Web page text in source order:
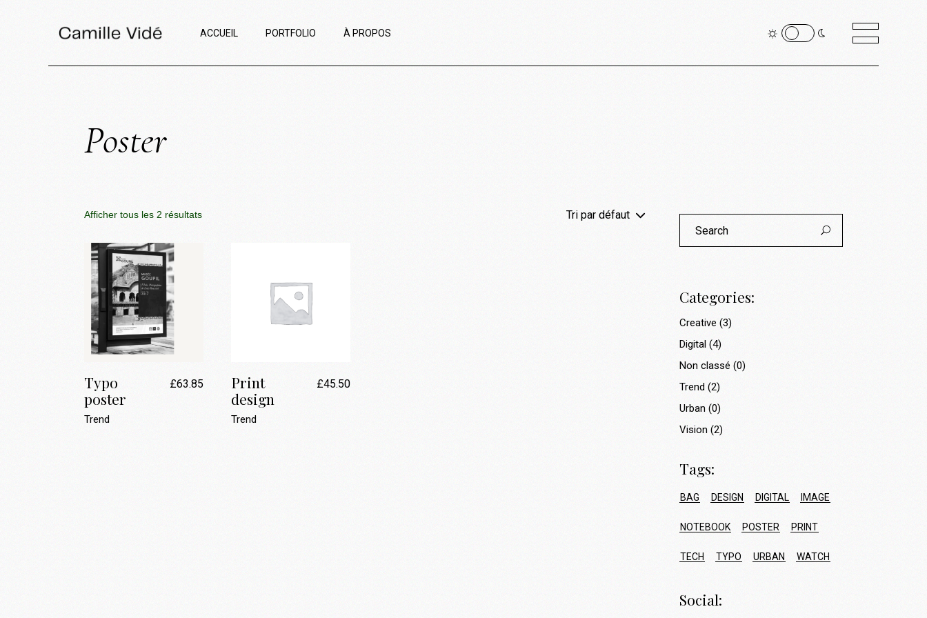
ACCUEIL PORTFOLIO À PROPOS
Poster
Afficher tous les 2 résultats Tri par défaut
Typo
poster
£63.85
Trend
Print
design
£45.50
Trend
Search
Categories:
Creative (3)
Digital (4)
Non classé (0)
Trend (2)
Urban (0)
Vision (2)
Tags:
BAG DESIGN DIGITAL IMAGE
NOTEBOOK POSTER PRINT
TECH TYPO URBAN WATCH
Social: